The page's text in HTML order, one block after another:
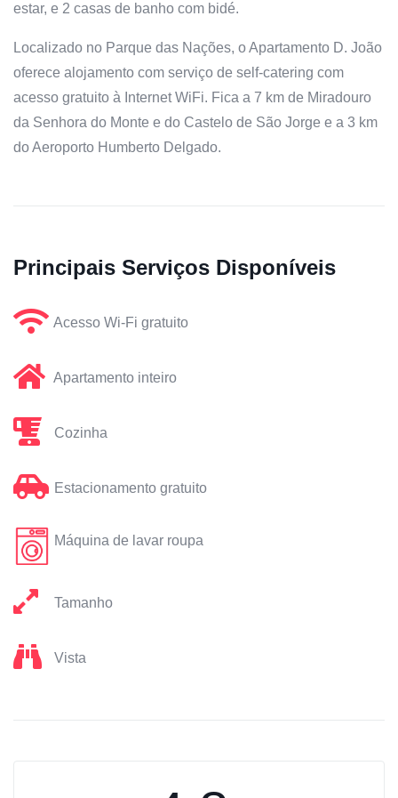
estar, e 2 casas de banho com bidé.
Localizado no Parque das Nações, o Apartamento D. João
oferece alojamento com serviço de self-catering com
acesso gratuito à Internet WiFi. Fica a 7 km de Miradouro
da Senhora do Monte e do Castelo de São Jorge e a 3 km
do Aeroporto Humberto Delgado.
Principais Serviços Disponíveis
Acesso Wi-Fi gratuito
Apartamento inteiro
Cozinha
Estacionamento gratuito
Máquina de lavar roupa
Tamanho
Vista